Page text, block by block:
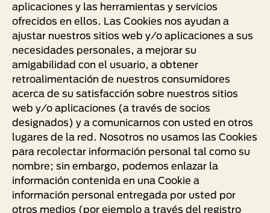
aplicaciones y las herramientas y servicios
ofrecidos en ellos. Las Cookies nos ayudan a
ajustar nuestros sitios web y/o aplicaciones a sus
necesidades personales, a mejorar su
amigabilidad con el usuario, a obtener
retroalimentación de nuestros consumidores
acerca de su satisfacción sobre nuestros sitios
web y/o aplicaciones (a través de socios
designados) y a comunicarnos con usted en otros
lugares de la red. Nosotros no usamos las Cookies
para recolectar información personal tal como su
nombre; sin embargo, podemos enlazar la
información contenida en una Cookie a
información personal entregada por usted por
otros medios (por ejemplo a través del registro